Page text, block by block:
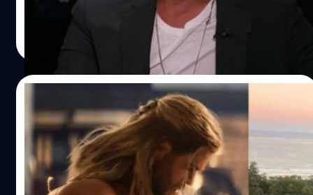
แก๊งนักแสดงจากครอบครัว Marvel แซวกันหนักขนาดไหน ซึ่ง
เมื่อวันจันทร์ที่ผ่านมา (14 พฤศจิกายน) พี่หมี คริส เฮมส์เวิร์ธ
(Chris Hemsworth) ก็ได้เล่าวินาทีที่เพื่อน ๆ พากันรัวข้อความ
แซวอีแวนส์ในแชตกลุ่มอเวนเจอร์สผ่านทางรายการ Jimmy
Kimmel Live! ว่า “พวกเรามีแชตกลุ่มอเวนเจอร์สอยู่ แล้ว
ความรู้สึกแรกก็คือ (ตอนที่ได้เห็นปก) ‘นั่นนายเอามือไปทำ
อะไรข้างหลัง’” และหลังจากที่เพื่อนคนอื่น ๆ ได้เห็นปก พวก
เขาต่างก็ส่งข้อความในแชตว่า “ดาวนีย์ (Robert Downey Jr.)
บอกว่าเหมือนเขา (อีแวนส์) กำลังถูกจับอยู่เลย ผมเลยบอกเขา
ว่ามันคือ mugshot (แสลงที่มีความหมายว่า การถ่ายใบหน้า
ของนักโทษ) ที่สวยดีนะ จากนั้น เจเรมี เรนเนอร์…
ลลิตา คงสด
Chris Hemsworth เผย ภรรยาไม่ปลื้ม คิดว่า
กล้ามเขาตอนนี้ใหญ่เกินไป
คริส เฮมส์เวิร์ธ (Chris Hemsworth) ให้สัมภาษณ์ในรายการ
USA Today ว่า ภรรยาของเขา เอลซา พาทากี (Elsa Pataky)